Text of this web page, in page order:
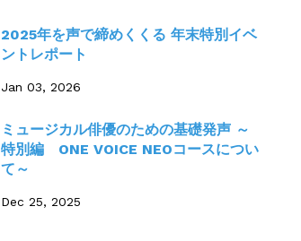
2025年を声で締めくくる 年末特別イベ
ントレポート
Jan 03, 2026
ミュージカル俳優のための基礎発声 ～
特別編 ONE VOICE NEOコースについ
て～
Dec 25, 2025